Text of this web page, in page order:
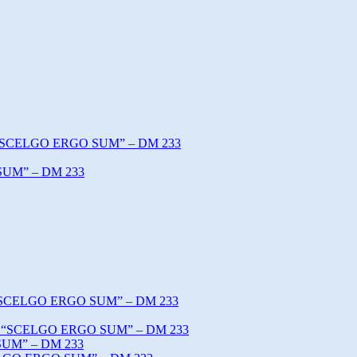
ERGO SUM” – DM 233
– DM 233
ERGO SUM” – DM 233
ERGO SUM” – DM 233
– DM 233